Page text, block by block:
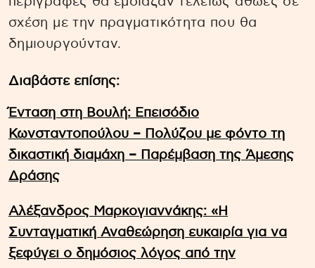
σχέση με την πραγματικότητα που θα
δημιουργούνταν.
Διαβάστε επίσης:
Ένταση στη Βουλή: Επεισόδιο
Κωνσταντοπούλου – Πολύζου με φόντο τη
δικαστική διαμάχη – Παρέμβαση της Άμεσης
Δράσης
Αλέξανδρος Μαρκογιαννάκης: «Η
Συνταγματική Αναθεώρηση ευκαιρία για να
ξεφύγει ο δημόσιος λόγος από την